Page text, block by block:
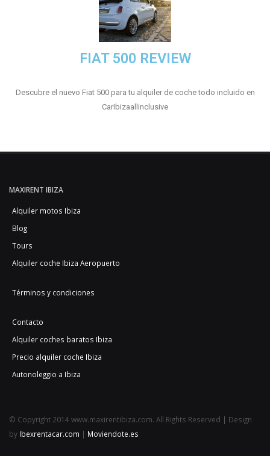
FIAT 500 REVIEW
Descubre el nuevo Fiat 500 para tu alquiler de coche todo incluido en
CarIbizaallinclusive
MAXIRENT IBIZA
Alquiler motos Ibiza
Blog
Tours
Alquiler coche Ibiza Aeropuerto
Términos y condiciones
Contacto
Alquiler coches baratos Ibiza
Precio alquiler coche Ibiza
Autonoleggio a Ibiza
© Copyright 2014 www.maxirentibiza.com. All Rights Reserved | Design
by Ibexrentacar.com | Moviendote.es